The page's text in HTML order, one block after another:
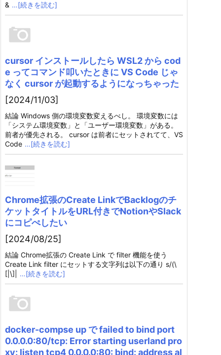
& …[続きを読む]
cursor インストールしたら WSL2 から cod
e ってコマンド叩いたときに VS Code じゃ
なく cursor が起動するようになっちゃった
[2024/11/03]
結論 Windows 側の環境変数変えるべし。 環境変数には
「システム環境変数」と「ユーザー環境変数」がある。
前者が優先される。 cursor は前者にセットされてて、VS
Code …[続きを読む]
Chrome拡張のCreate LinkでBacklogのチ
ケットタイトルをURL付きでNotionやSlack
にコピぺしたい
[2024/08/25]
結論 Chrome拡張の Create Link で filter 機能を使う
Create Link filter にセットする文字列は以下の通り s/(\
[|\]|
…[続きを読む]
docker-compse up で failed to bind port
0.0.0.0:80/tcp: Error starting userland pro
xy: listen tcp4 0.0.0.0:80: bind: address al